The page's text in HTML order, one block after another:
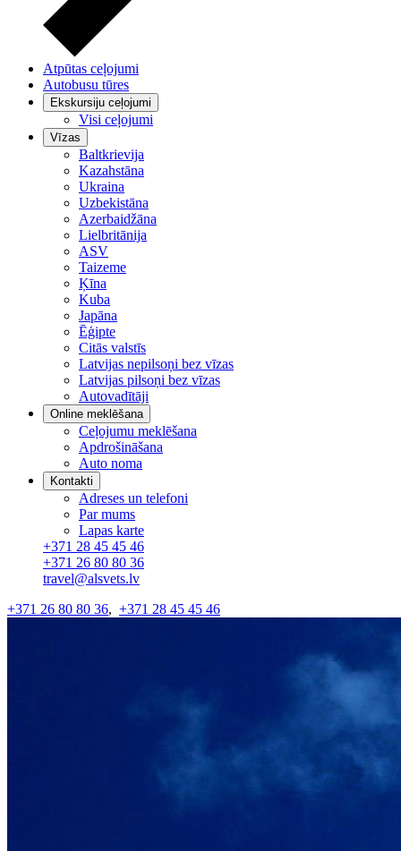
Atpūtas ceļojumi
Autobusu tūres
Ekskursiju ceļojumi
Visi ceļojumi
Vīzas
Baltkrievija
Kazahstāna
Ukraina
Uzbekistāna
Azerbaidžāna
Lielbritānija
ASV
Taizeme
Ķīna
Kuba
Japāna
Ēģipte
Citās valstīs
Latvijas nepilsoņi bez vīzas
Latvijas pilsoņi bez vīzas
Autovadītāji
Online meklēšana
Ceļojumu meklēšana
Apdrošināšana
Auto noma
Kontakti
Adreses un telefoni
Par mums
Lapas karte
+371 28 45 45 46
+371 26 80 80 36
travel@alsvets.lv
+371 26 80 80 36, +371 28 45 45 46